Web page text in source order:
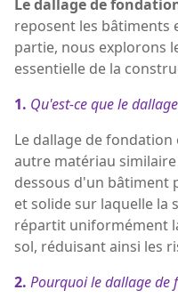
Le dallage de
reposent les bâtiments
partie, nous explorons
essentielle de la
1. Qu'est-ce que le
Le dallage de fondation
autre matériau
dessous d'un bâtiment
et solide sur laquelle la
répartit uniformément
sol, réduisant ainsi les
2. Pourquoi le dallage